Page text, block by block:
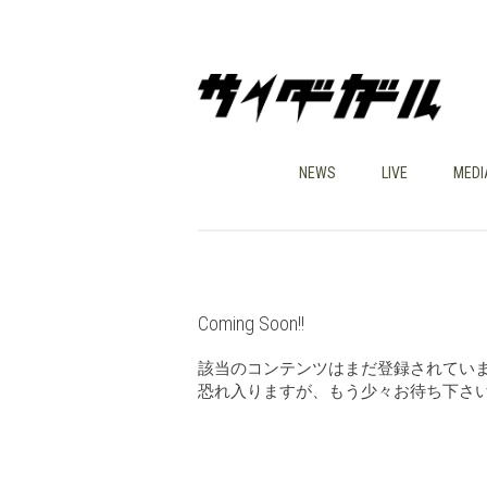
NEWS LIVE
Coming Soon!!
該当のコンテンツはまだ登録されていま
恐れ入りますが、もう少々お待ち下さい